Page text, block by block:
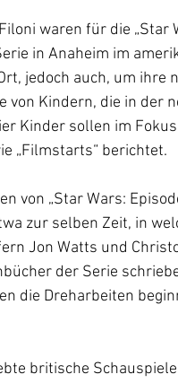
waren für die „Star
in Anaheim im
jedoch auch, um ihre
von Kindern, die in der
Kinder sollen im
„Filmstarts“ berichtet.
von „Star Wars:
zur selben Zeit, in
Jon Watts und
der Serie
die Dreharbeiten
britische